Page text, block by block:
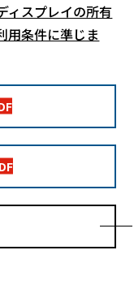
ィスプレイの所有
用条件に準じま